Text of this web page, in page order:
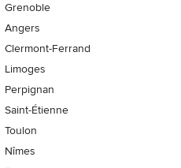
Grenoble
Angers
Clermont-Ferrand
Limoges
Perpignan
Saint-Étienne
Toulon
Nîmes